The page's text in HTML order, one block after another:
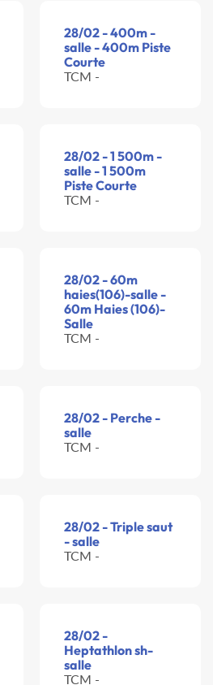
28/02 - 400m -
salle - 400m Piste
Courte
TCM -
28/02 - 1 500m -
salle - 1 500m
Piste Courte
TCM -
28/02 - 60m
haies(106)-salle -
60m Haies (106)-
Salle
TCM -
28/02 - Perche -
salle
TCM -
28/02 - Triple saut
- salle
TCM -
28/02 -
Heptathlon sh-
salle
TCM -